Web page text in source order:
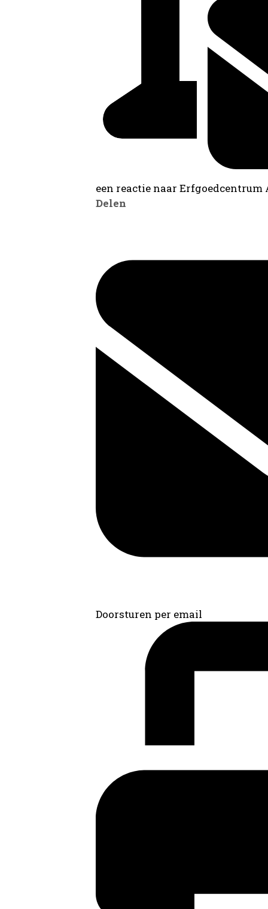
een reactie naar
Delen
Doorsturen per email